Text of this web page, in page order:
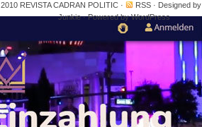
2010 REVISTA CADRAN POLITIC · RSS · Designed by
Junkie· Powered byWordPress